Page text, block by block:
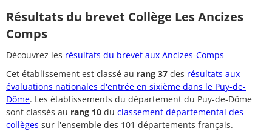
Résultats du brevet Collège Les Ancizes
Comps
Découvrez les résultats du brevet aux Ancizes-Comps
Cet établissement est classé au rang 37 des résultats aux
évaluations nationales d'entrée en sixième dans le Puy-de-
Dôme. Les établissements du département du Puy-de-Dôme
sont classés au rang 10 du classement départemental des
collèges sur l'ensemble des 101 départements français.